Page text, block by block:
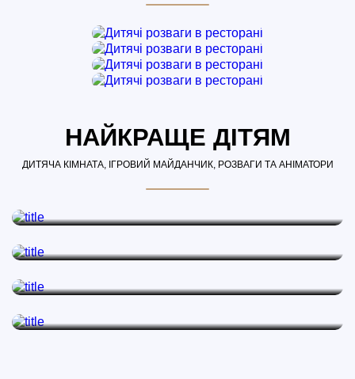
НАЙКРАЩЕ ДІТЯМ
ДИТЯЧА КІМНАТА, ІГРОВИЙ МАЙДАНЧИК, РОЗВАГИ ТА АНІМАТОРИ
ДИТЯЧИЙ МАЙДАНЧИК
ДИТЯЧІ РОЗВАГИ
ДИТЯЧЕ МЕНЮ